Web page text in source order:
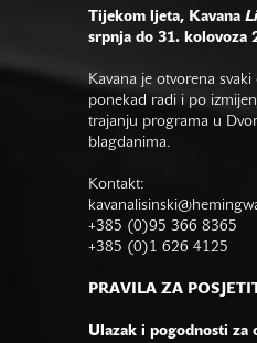
Tijekom ljeta, Kavana
srpnja do 31. kolovoza
Kavana je otvorena
ponekad radi i po
trajanju programa u
blagdanima.
Kontakt:
+385 (0)95 366 8365
+385 (0)1 626 4125
PRAVILA ZA
Ulazak i pogodnosti za